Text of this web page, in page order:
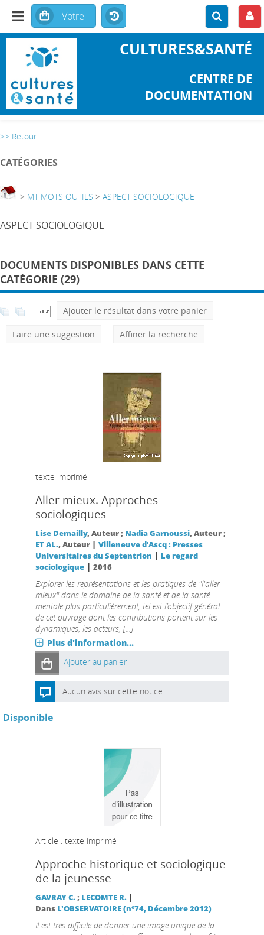
CULTURES&SANTÉ
CENTRE DE
DOCUMENTATION
>> Retour
CATÉGORIES
> MT MOTS OUTILS > ASPECT SOCIOLOGIQUE
ASPECT SOCIOLOGIQUE
DOCUMENTS DISPONIBLES DANS CETTE
CATÉGORIE (29)
Ajouter le résultat dans votre panier
Faire une suggestion Affiner la recherche
texte imprimé
Aller mieux. Approches
sociologiques
Lise Demailly, Auteur ; Nadia Garnoussi, Auteur ;
ET AL., Auteur | Villeneuve d'Ascq : Presses
Universitaires du Septentrion | Le regard
sociologique| 2016
Explorer les représentations et les pratiques de "l'aller
mieux" dans le domaine de la santé et de la santé
mentale plus particulièrement, tel est l’objectif général
de cet ouvrage dont les contributions portent sur les
dynamiques, les acteurs, [...]
Plus d'information...
Ajouter au panier
Aucun avis sur cette notice.
Disponible
Article : texte imprimé
Approche historique et sociologique
de la jeunesse
GAVRAY C.; LECOMTE R. |
Dans L'OBSERVATOIRE (n°74, Décembre 2012)
Il est très difficile de donner une image unique de la